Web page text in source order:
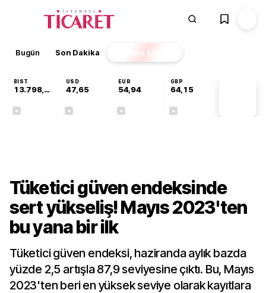
Bugün Son Dakika Finans EKSTRA
BIST
13.798,82
USD
47,65
EUR
54,94
GBP
64,15
Tüketici güven endeksinde
sert yükseliş! Mayıs 2023'ten
bu yana bir ilk
Tüketici güven endeksi, haziranda aylık bazda
yüzde 2,5 artışla 87,9 seviyesine çıktı. Bu, Mayıs
2023'ten beri en yüksek seviye olarak kayıtlara